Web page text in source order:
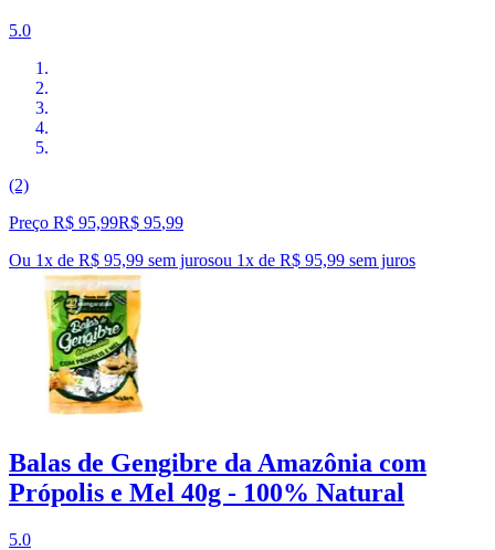
5.0
(2)
Preço R$ 95,99R$ 95,99
Ou 1x de R$ 95,99 sem jurosou 1x de R$ 95,99 sem juros
Balas de Gengibre da Amazônia com
Própolis e Mel 40g - 100% Natural
5.0